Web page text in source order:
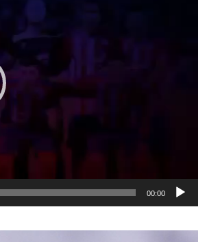
00:00